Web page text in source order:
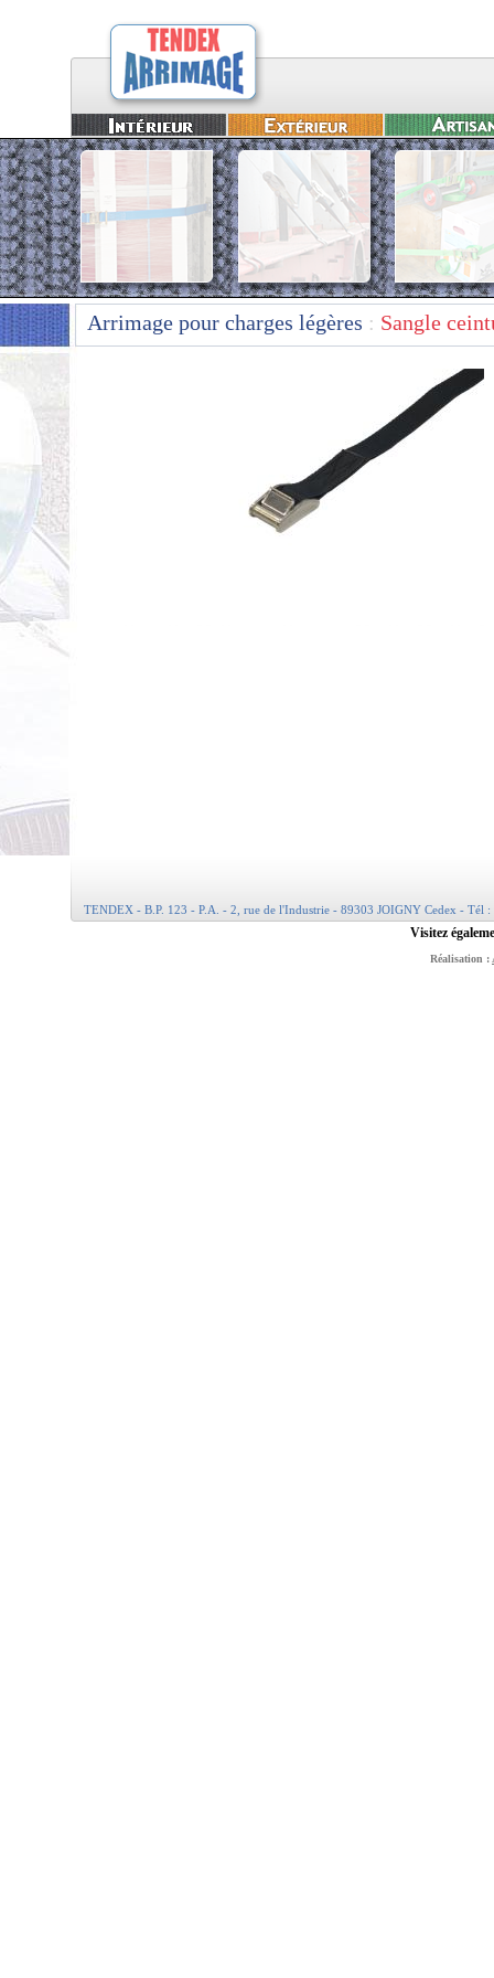
Arrimage pour charges légères : Sangle
TENDEX - B.P. 123 - P.A. - 2, rue de l'Industrie - 89303 JOIGNY Cedex - Tél
Visitez
Réalisation :